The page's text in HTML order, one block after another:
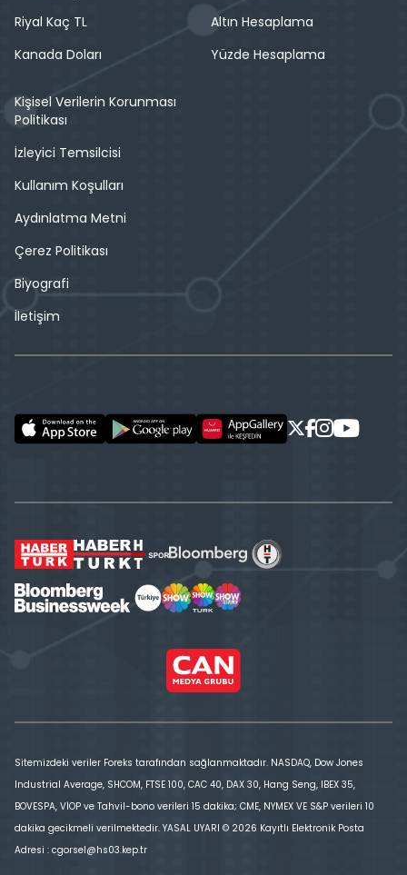
Riyal Kaç TL
Kanada Doları
Altın Hesaplama
Yüzde Hesaplama
Kişisel Verilerin Korunması
Politikası
İzleyici Temsilcisi
Kullanım Koşulları
Aydınlatma Metni
Çerez Politikası
Biyografi
İletişim
Sitemizdeki veriler Foreks tarafından sağlanmaktadır. NASDAQ, Dow Jones
Industrial Average, SHCOM, FTSE 100, CAC 40, DAX 30, Hang Seng, IBEX 35,
BOVESPA, VİOP ve Tahvil-bono verileri 15 dakika; CME, NYMEX VE S&P verileri 10
dakika gecikmeli verilmektedir. YASAL UYARI © 2026 Kayıtlı Elektronik Posta
Adresi : cgorsel@hs03.kep.tr